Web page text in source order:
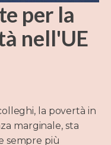
per la
nell'UE
la povertà in
marginale, sta
sempre più